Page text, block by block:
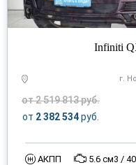
Infiniti
г.
от 2 519 813 руб.
от 2 382 534руб.
АКПП 5.6 см3 /